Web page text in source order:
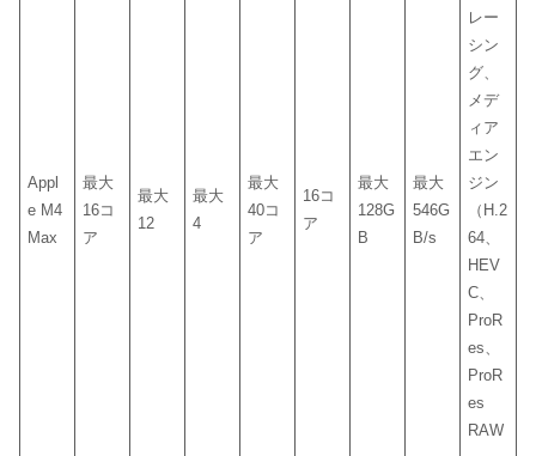
Appl
e M4
Max
最大
16コ
ア
最大
12
最大
4
最大
40コ
ア
16コ
ア
最大
128G
B
最大
546G
B/s
レー
シン
グ、
メデ
ィア
エン
ジン
（H.2
64、
HEV
C、
ProR
es、
ProR
es
RAW